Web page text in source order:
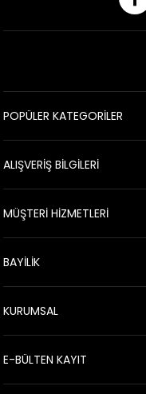
POPÜLER KATEGORİLER
ALIŞVERİŞ BİLGİLERİ
MÜŞTERİ HİZMETLERİ
BAYİLİK
KURUMSAL
E-BÜLTEN KAYIT